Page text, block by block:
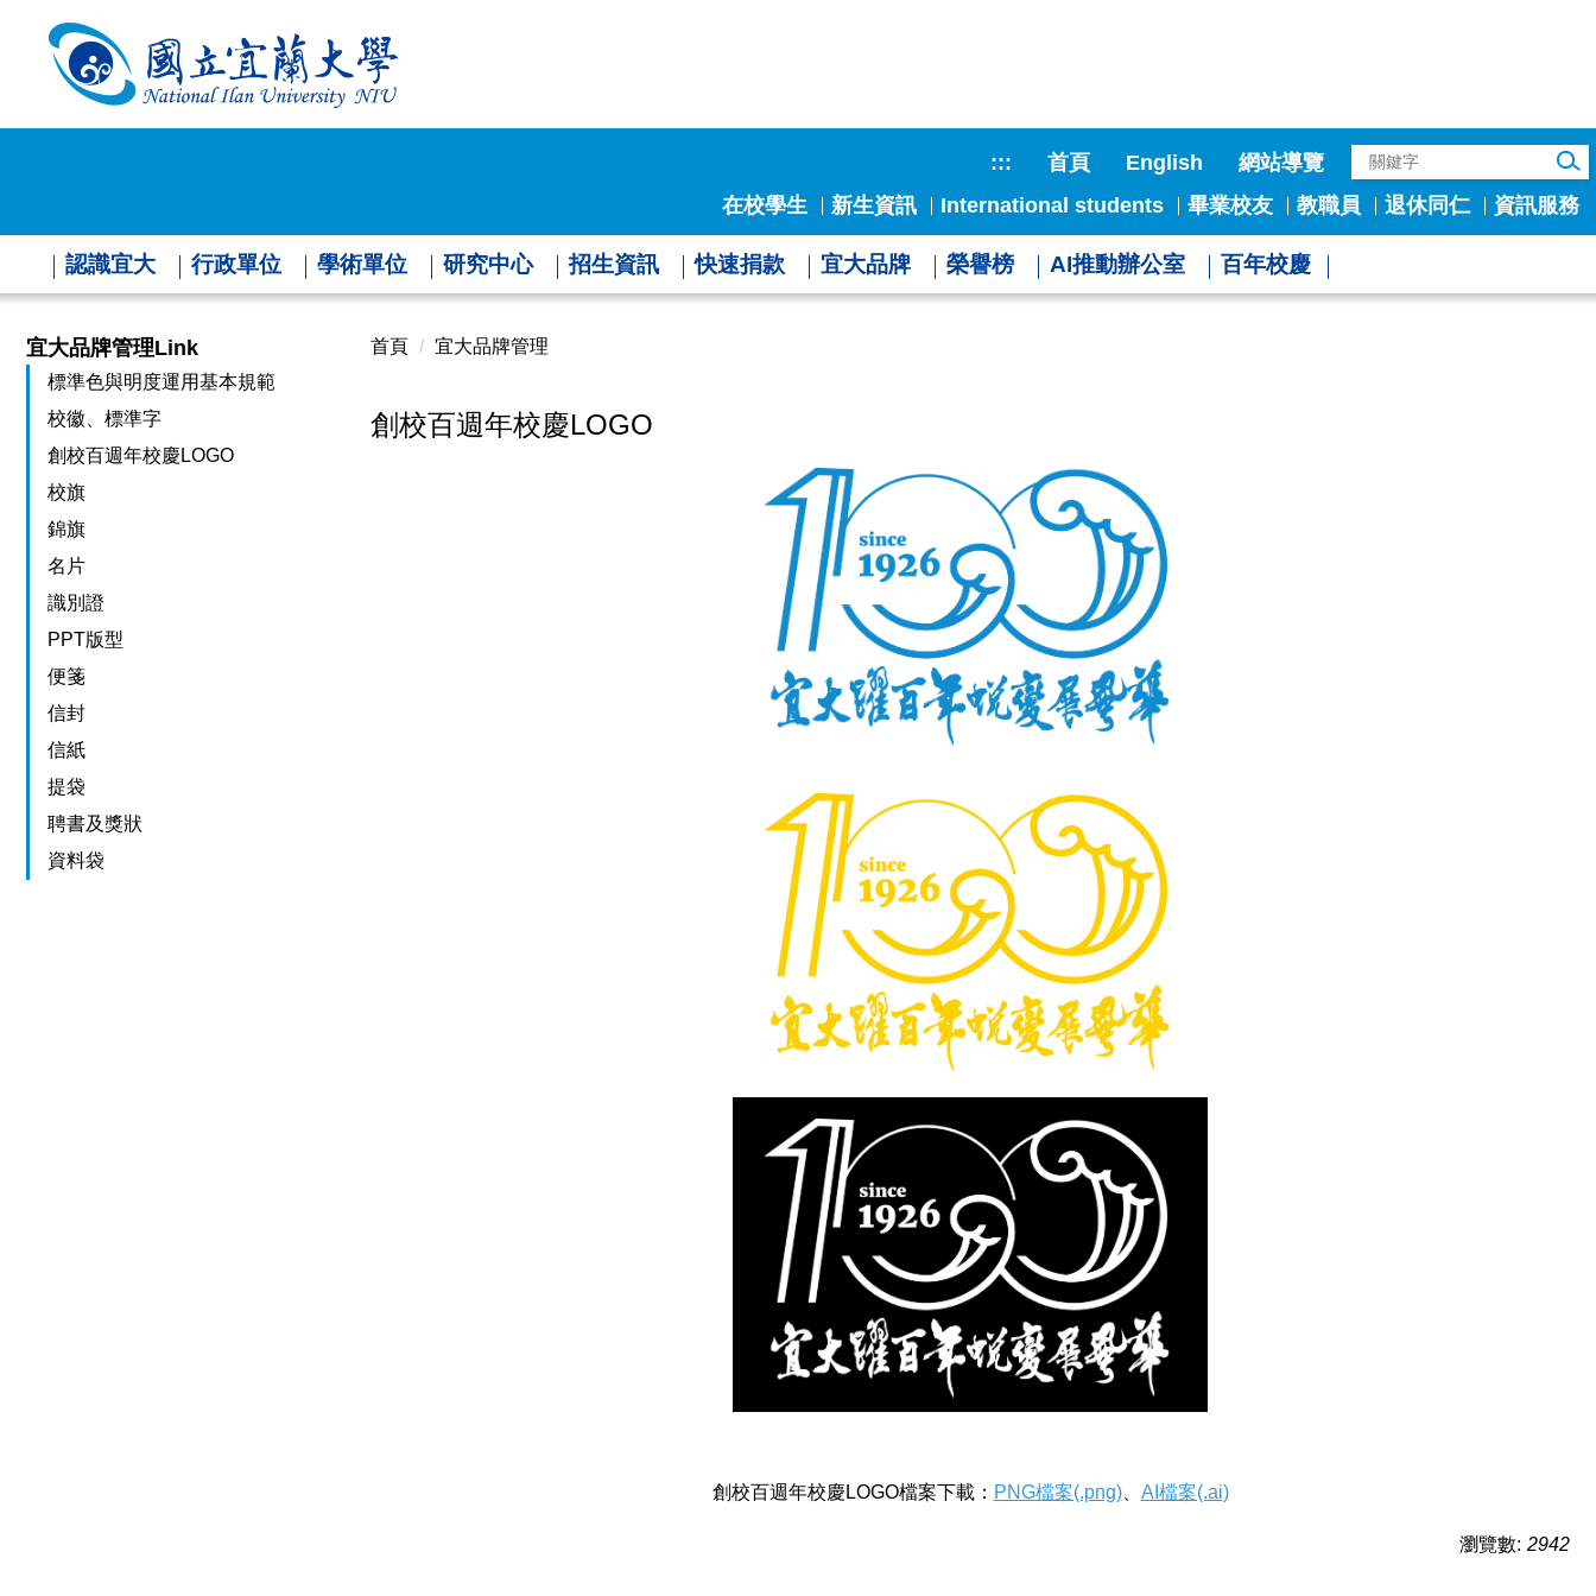
內
::: 首頁 English
網站導覽
在校學生
新生資訊 International students 畢業校友 教職員 退休同仁 資訊服務
認識宜大 行政單位 學術單位 研究中心 招生資訊 快速捐款 宜大品牌 榮譽榜 AI推動辦公室 百年校慶
宜大品牌管理Link
標準色與明度運用基本規範
校徽、標準字
創校百週年校慶LOGO
校旗
錦旗
名片
識別證
PPT版型
便箋
信封
信紙
提袋
聘書及獎狀
資料袋
首頁 宜大品牌管理
創校百週年校慶LOGO
創校百週年校慶LOGO檔案下載： PNG檔案(.png)、 AI檔案(.ai)
瀏覽數: 2942